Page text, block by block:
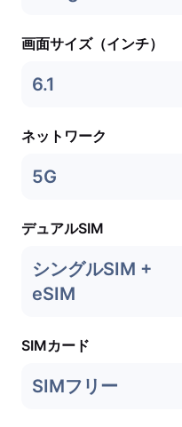
画面サイズ（インチ）
6.1
ネットワーク
5G
デュアルSIM
シングルSIM +
eSIM
SIMカード
SIMフリー